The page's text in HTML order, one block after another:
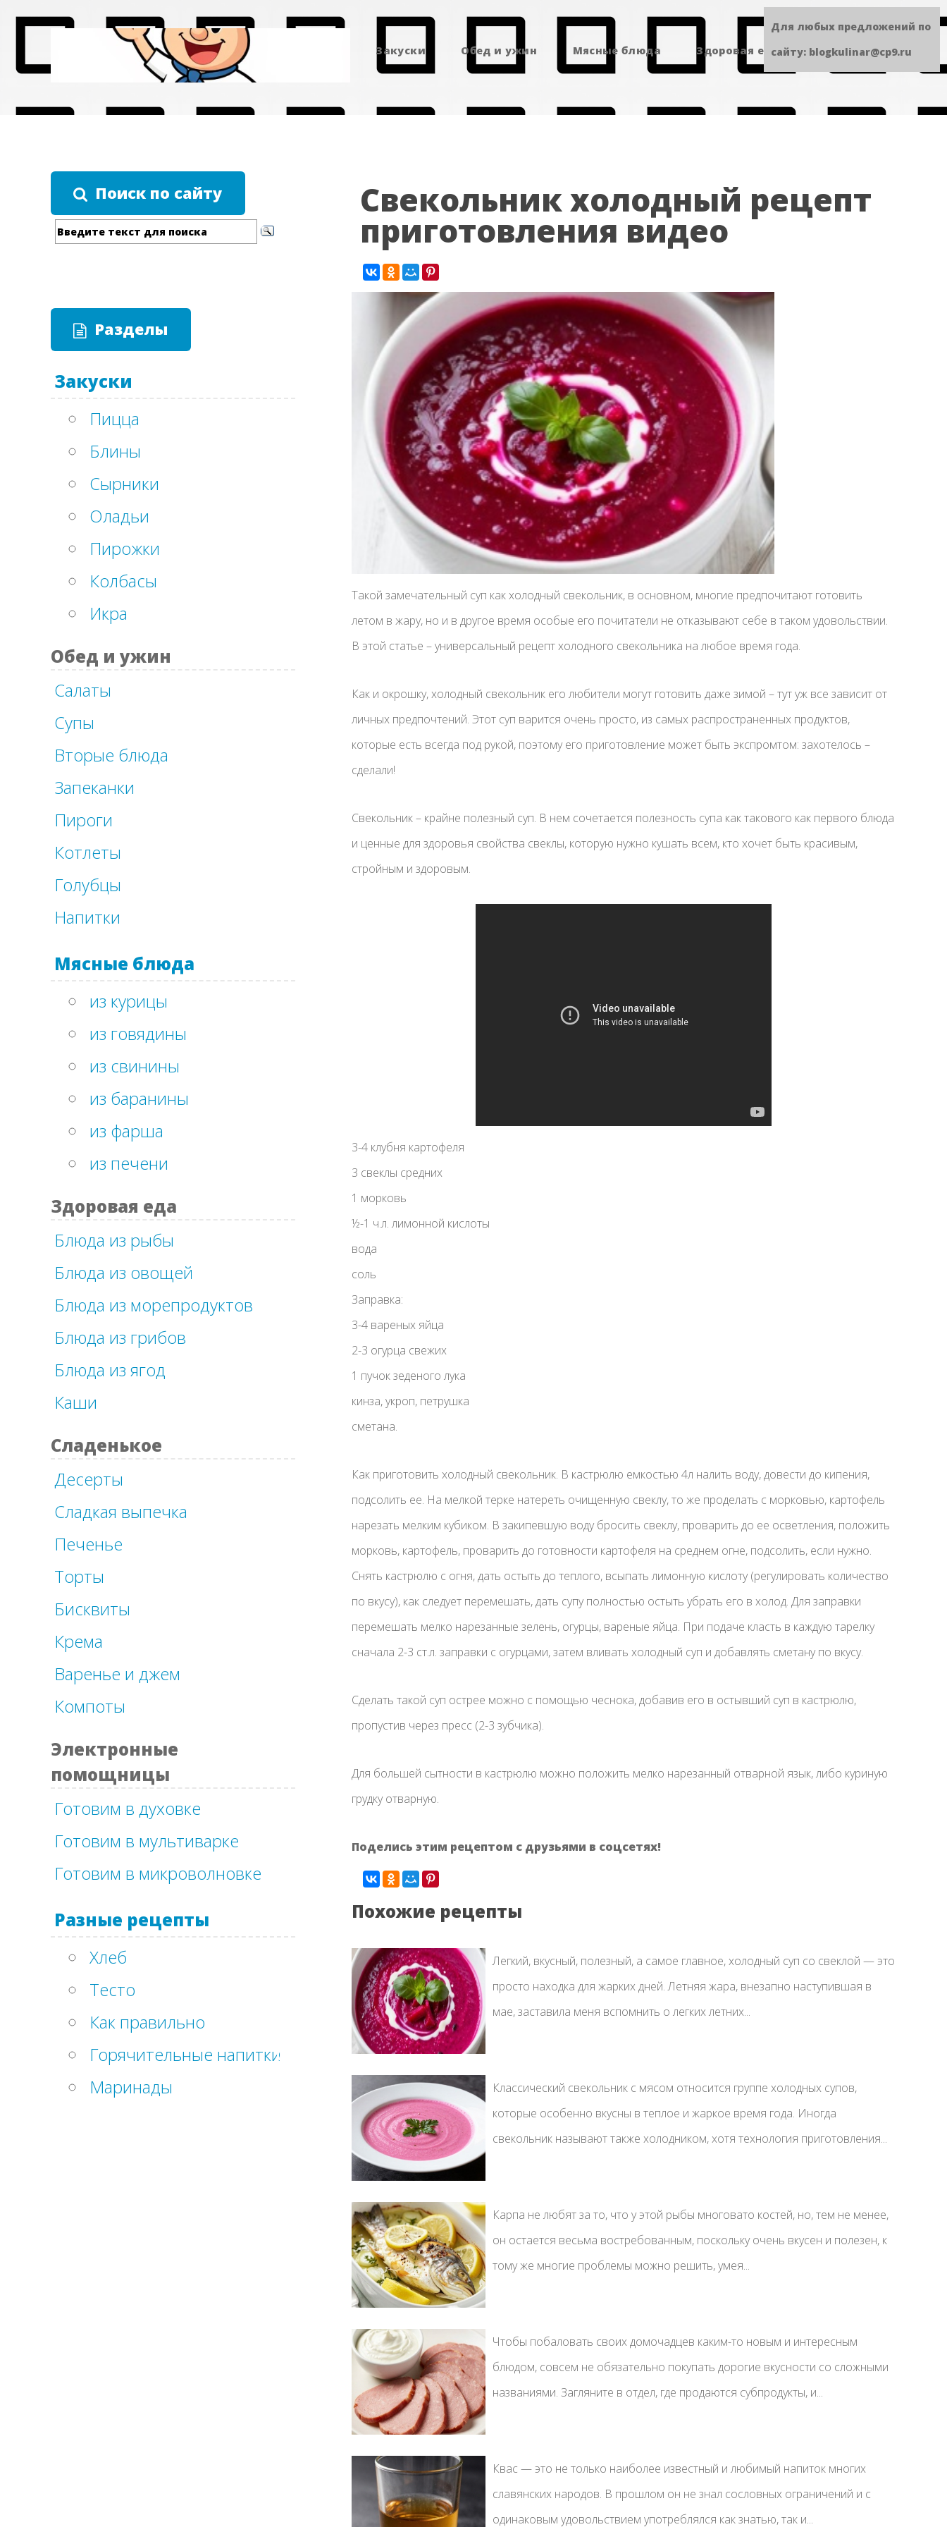
Закуски Обед и ужин Мясные блюда Здоровая еда Сладенькое
Поиск по сайту
Разделы
Закуски
Пицца
Блины
Сырники
Оладьи
Пирожки
Колбасы
Икра
Обед и ужин
Салаты
Супы
Вторые блюда
Запеканки
Пироги
Котлеты
Голубцы
Напитки
Мясные блюда
из курицы
из говядины
из свинины
из баранины
из фарша
из печени
Здоровая еда
Блюда из рыбы
Блюда из овощей
Блюда из морепродуктов
Блюда из грибов
Блюда из ягод
Каши
Сладенькое
Десерты
Сладкая выпечка
Печенье
Торты
Бисквиты
Крема
Варенье и джем
Компоты
Электронные
помощницы
Готовим в духовке
Готовим в мультиварке
Готовим в микроволновке
Разные рецепты
Хлеб
Тесто
Как правильно
Горячительные напитки
Маринады
Свекольник холодный рецепт
приготовления видео
Такой замечательный суп как холодный свекольник, в основном, многие предпочитают готовить
летом в жару, но и в другое время особые его почитатели не отказывают себе в таком удовольствии.
В этой статье – универсальный рецепт холодного свекольника на любое время года.
Как и окрошку, холодный свекольник его любители могут готовить даже зимой – тут уж все зависит от
личных предпочтений. Этот суп варится очень просто, из самых распространенных продуктов,
которые есть всегда под рукой, поэтому его приготовление может быть экспромтом: захотелось –
сделали!
Свекольник – крайне полезный суп. В нем сочетается полезность супа как такового как первого блюда
и ценные для здоровья свойства свеклы, которую нужно кушать всем, кто хочет быть красивым,
стройным и здоровым.
3-4 клубня картофеля
3 свеклы средних
1 морковь
½-1 ч.л. лимонной кислоты
вода
соль
Заправка:
3-4 вареных яйца
2-3 огурца свежих
1 пучок зеденого лука
кинза, укроп, петрушка
сметана.
Как приготовить холодный свекольник. В кастрюлю емкостью 4л налить воду, довести до кипения,
подсолить ее. На мелкой терке натереть очищенную свеклу, то же проделать с морковью, картофель
нарезать мелким кубиком. В закипевшую воду бросить свеклу, проварить до ее осветления, положить
морковь, картофель, проварить до готовности картофеля на среднем огне, подсолить, если нужно.
Снять кастрюлю с огня, дать остыть до теплого, всыпать лимонную кислоту (регулировать количество
по вкусу), как следует перемешать, дать супу полностью остыть убрать его в холод. Для заправки
перемешать мелко нарезанные зелень, огурцы, вареные яйца. При подаче класть в каждую тарелку
сначала 2-3 ст.л. заправки с огурцами, затем вливать холодный суп и добавлять сметану по вкусу.
Сделать такой суп острее можно с помощью чеснока, добавив его в остывший суп в кастрюлю,
пропустив через пресс (2-3 зубчика).
Для большей сытности в кастрюлю можно положить мелко нарезанный отварной язык, либо куриную
грудку отварную.
Поделись этим рецептом с друзьями в соцсетях!
Похожие рецепты
Легкий, вкусный, полезный, а самое главное, холодный суп со свеклой — это
просто находка для жарких дней. Летняя жара, внезапно наступившая в
мае, заставила меня вспомнить о легких летних...
Классический свекольник с мясом относится группе холодных супов,
которые особенно вкусны в теплое и жаркое время года. Иногда
свекольник называют также холодником, хотя технология приготовления...
Карпа не любят за то, что у этой рыбы многовато костей, но, тем не менее,
он остается весьма востребованным, поскольку очень вкусен и полезен, к
тому же многие проблемы можно решить, умея...
Чтобы побаловать своих домочадцев каким-то новым и интересным
блюдом, совсем не обязательно покупать дорогие вкусности со сложными
названиями. Загляните в отдел, где продаются субпродукты, и...
Квас — это не только наиболее известный и любимый напиток многих
славянских народов. В прошлом он не знал сословных ограничений и с
одинаковым удовольствием употреблялся как знатью, так и...
Для любых предложений по
сайту: blogkulinar@cp9.ru